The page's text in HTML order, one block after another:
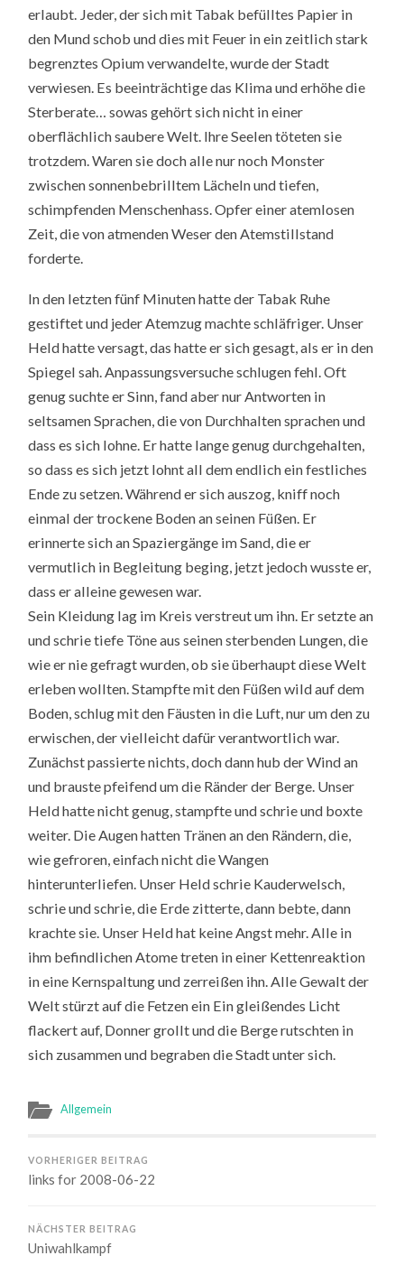
erlaubt. Jeder, der sich mit Tabak befülltes Papier in
den Mund schob und dies mit Feuer in ein zeitlich stark
begrenztes Opium verwandelte, wurde der Stadt
verwiesen. Es beeinträchtige das Klima und erhöhe die
Sterberate… sowas gehört sich nicht in einer
oberflächlich saubere Welt. Ihre Seelen töteten sie
trotzdem. Waren sie doch alle nur noch Monster
zwischen sonnenbebrilltem Lächeln und tiefen,
schimpfenden Menschenhass. Opfer einer atemlosen
Zeit, die von atmenden Weser den Atemstillstand
forderte.
In den letzten fünf Minuten hatte der Tabak Ruhe
gestiftet und jeder Atemzug machte schläfriger. Unser
Held hatte versagt, das hatte er sich gesagt, als er in den
Spiegel sah. Anpassungsversuche schlugen fehl. Oft
genug suchte er Sinn, fand aber nur Antworten in
seltsamen Sprachen, die von Durchhalten sprachen und
dass es sich lohne. Er hatte lange genug durchgehalten,
so dass es sich jetzt lohnt all dem endlich ein festliches
Ende zu setzen. Während er sich auszog, kniff noch
einmal der trockene Boden an seinen Füßen. Er
erinnerte sich an Spaziergänge im Sand, die er
vermutlich in Begleitung beging, jetzt jedoch wusste er,
dass er alleine gewesen war.
Sein Kleidung lag im Kreis verstreut um ihn. Er setzte an
und schrie tiefe Töne aus seinen sterbenden Lungen, die
wie er nie gefragt wurden, ob sie überhaupt diese Welt
erleben wollten. Stampfte mit den Füßen wild auf dem
Boden, schlug mit den Fäusten in die Luft, nur um den zu
erwischen, der vielleicht dafür verantwortlich war.
Zunächst passierte nichts, doch dann hub der Wind an
und brauste pfeifend um die Ränder der Berge. Unser
Held hatte nicht genug, stampfte und schrie und boxte
weiter. Die Augen hatten Tränen an den Rändern, die,
wie gefroren, einfach nicht die Wangen
hinterunterliefen. Unser Held schrie Kauderwelsch,
schrie und schrie, die Erde zitterte, dann bebte, dann
krachte sie. Unser Held hat keine Angst mehr. Alle in
ihm befindlichen Atome treten in einer Kettenreaktion
in eine Kernspaltung und zerreißen ihn. Alle Gewalt der
Welt stürzt auf die Fetzen ein Ein gleißendes Licht
flackert auf, Donner grollt und die Berge rutschten in
sich zusammen und begraben die Stadt unter sich.
Allgemein
VORHERIGER BEITRAG
links for 2008-06-22
NÄCHSTER BEITRAG
Uniwahlkampf